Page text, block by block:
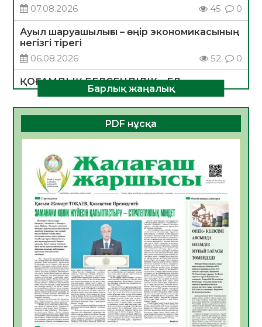
07.08.2026
45 0
Ауыл шаруашылығы – өңір экономикасының
негізгі тірегі
06.08.2026
52 0
ҚОҒАМДЫҚ БЕЛСЕНДІЛІК – ЕЛ
ДАМУЫНЫҢ НЕГІЗІ
06.08.2026
50 0
ҚҰРЫЛТАЙ САЙЛАУЫ – БОЛАШАҚҚА
06.08.2026
Инфекциялық ауруларға қарсы иммундау
жұмыстарының тиімділігі
06.08.2026
54
Көкжөтел ауруы туралы
06.08.2026
52
АПВ вакцинасы туралы мәлімет
06.08.2026
51
Open Air: Қызылорда облысы полиция
департаменті 20 мыңнан астам
Барлық жаңалық
PDF нұсқа